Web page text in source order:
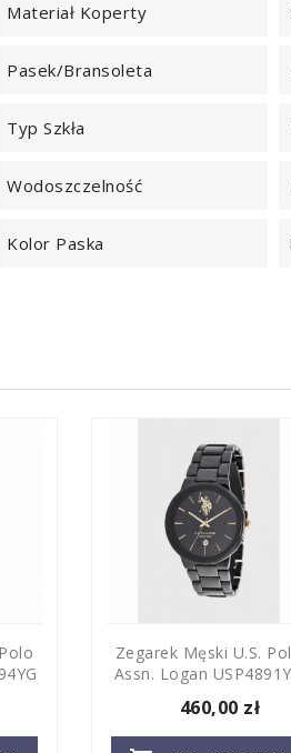
Materiał Koperty
Pasek/Bransoleta
Typ Szkła
Wodoszczelność
Kolor Paska
Zegarek Męski U.S.
Assn. Logan
460,00 zł